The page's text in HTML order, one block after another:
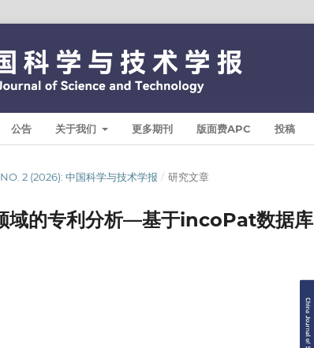
公告 关于我们 更多期刊 版面费APC 投稿
2 (2026): 中国科学与技术学报 / 研究文章
域的专利分析—基于incoPat数据库